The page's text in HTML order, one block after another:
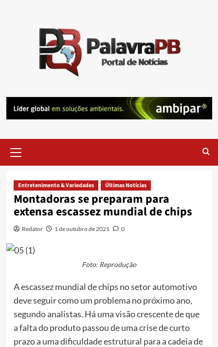
Menu
Entretenimento & Variedades Últimas Notícias
Montadoras se preparam para
extensa escassez mundial de chips
Redator 1 de outubro de 2021 0
Foto: Reprodução
A escassez mundial de chips no setor automotivo
deve seguir como um problema no próximo ano,
segundo analistas. Há uma visão crescente de que
a falta do produto passou de uma crise de curto
prazo a uma dificuldade estrutural para a cadeia de